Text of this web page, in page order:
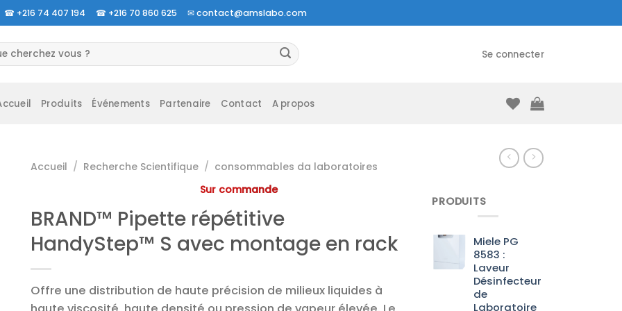
☎ +216 74 407 194 ☎ +216 70 860 625 ✉contact@amslabo.com
Se connecter
Produits Événements Partenaire Contact A propos
Accueil / Recherche Scientifique / consommables da laboratoires
Sur commande
BRAND™ Pipette répétitive
HandyStep™ S avec montage en rack
Offre une distribution de haute précision de milieux liquides à
PRODUITS
Miele PG
8583 :
Laveur
Désinfecteur
de
Laboratoire